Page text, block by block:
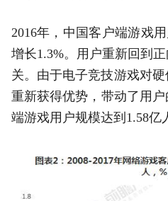
2016年，中国客户端游戏
增长1.3%。用户重新回到
关。由于电子竞技游戏对
重新获得优势，带动了用
端游戏用户规模达到1.58亿